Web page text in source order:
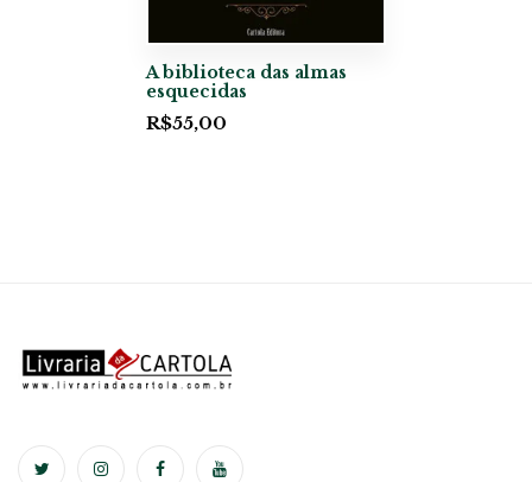
A biblioteca das almas
esquecidas
R$55,00